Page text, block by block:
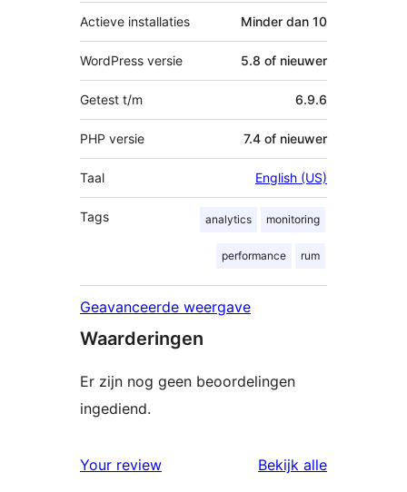
Actieve installaties Minder dan 10
WordPress versie 5.8 of nieuwer
Getest t/m 6.9.6
PHP versie 7.4 of nieuwer
Taal English (US)
Tags analytics monitoring
performance rum
Geavanceerde weergave
Waarderingen
Er zijn nog geen beoordelingen
ingediend.
Your review Bekijk alle